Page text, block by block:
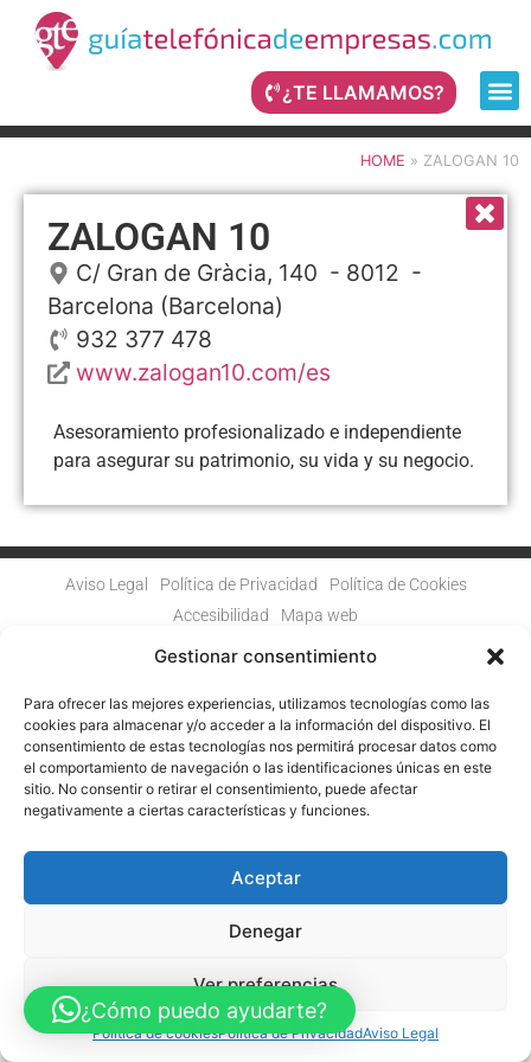
Gestionar consentimiento
Para ofrecer las mejores experiencias, utilizamos tecnologías como las
cookies para almacenar y/o acceder a la información del dispositivo. El
consentimiento de estas tecnologías nos permitirá procesar datos como
el comportamiento de navegación o las identificaciones únicas en este
sitio. No consentir o retirar el consentimiento, puede afectar
negativamente a ciertas características y funciones.
Aceptar
Denegar
Ver preferencias
Política de cookiesPolítica de PrivacidadAviso Legal
¿TE LLAMAMOS?
HOME » ZALOGAN 10
ZALOGAN 10
C/ Gran de Gràcia, 140 - 8012 -
Barcelona (Barcelona)
932 377 478
www.zalogan10.com/es
Asesoramiento profesionalizado e independiente
para asegurar su patrimonio, su vida y su negocio.
Aviso Legal Política de Privacidad
Política de Cookies
Accesibilidad
Mapa web
DIGITAL POR LOS FONDOS NEXT GENERATION (EU) DEL
MECANISMO DE RECUPERACIÓN Y RESILENCIA
© Guia Telefónica de Empresas – Todos los derechos reservados.
¿Cómo puedo ayudarte?